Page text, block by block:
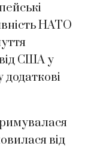
НАТО
США у
від